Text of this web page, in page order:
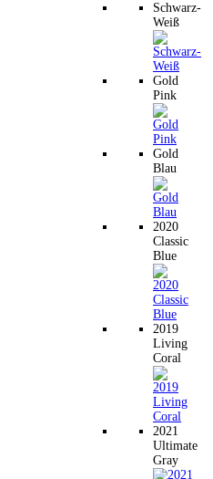
Schwarz-
Weiß
Gold
Pink
Gold
Blau
2020
Classic
Blue
2019
Living
Coral
2021
Ultimate
Gray